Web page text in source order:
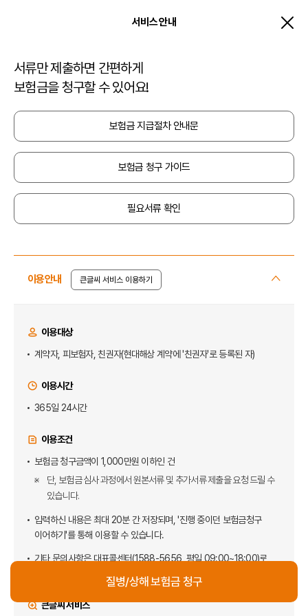
질병/상해/펫 보험금청구 전체메뉴 열기
서비스 안내 메인으로 이동
서류만 제출하면 간편하게
보험금을 청구할 수 있어요!
보험금 지급절차 안내문
보험금 청구 가이드
필요서류 확인
이용안내 큰글씨 서비스 이용하기
이용대상
계약자, 피보험자, 친권자(현대해상 계약에 '친권자'로 등록된 자)
이용시간
365일 24시간
이용조건
보험금 청구금액이 1,000만원 이하인 건
단, 보험금 심사 과정에서 원본서류 및 추가서류 제출을 요청 드릴 수
있습니다.
입력하신 내용은 최대 20분 간 저장되며, '진행 중이던 보험금청구
이어하기'를 통해 이용할 수 있습니다.
기타 문의사항은 대표콜센터(1588-5656 , 평일 09:00~18:00)로
큰글씨 서비스
질병/상해 보험금 청구